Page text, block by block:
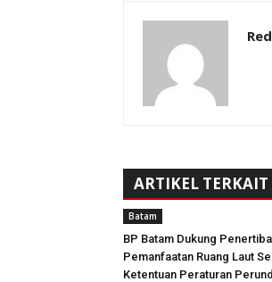
ARTIKEL TERKAIT
Batam
BP Batam Dukung
Pemanfaatan Ruang Laut
Ketentuan Peraturan